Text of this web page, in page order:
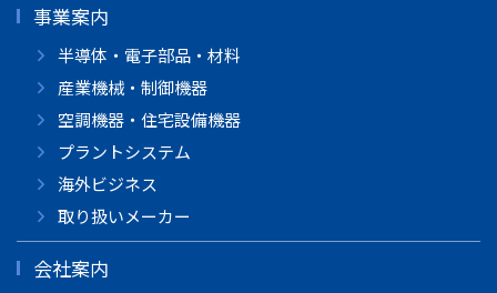
事業案内
半導体・電子部品・材料
産業機械・制御機器
空調機器・住宅設備機器
プラントシステム
海外ビジネス
取り扱いメーカー
会社案内